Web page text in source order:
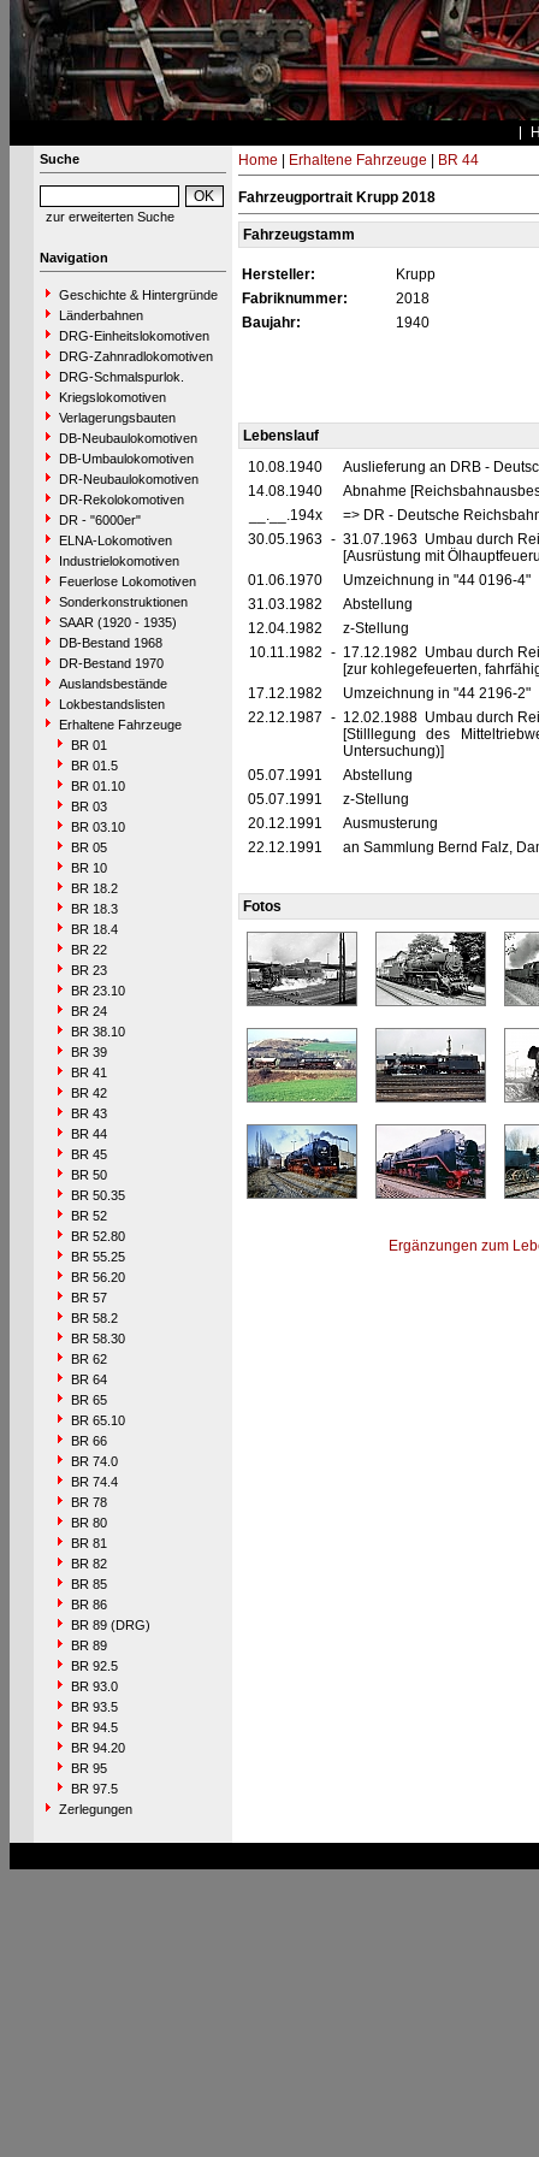
Suche
zur erweiterten Suche
Navigation
Geschichte & Hintergründe
Länderbahnen
DRG-Einheitslokomotiven
DRG-Zahnradlokomotiven
DRG-Schmalspurlok.
Kriegslokomotiven
Verlagerungsbauten
DB-Neubaulokomotiven
DB-Umbaulokomotiven
DR-Neubaulokomotiven
DR-Rekolokomotiven
DR - "6000er"
ELNA-Lokomotiven
Industrielokomotiven
Feuerlose Lokomotiven
Sonderkonstruktionen
SAAR (1920 - 1935)
DB-Bestand 1968
DR-Bestand 1970
Auslandsbestände
Lokbestandslisten
Erhaltene Fahrzeuge
BR 01
BR 01.5
BR 01.10
BR 03
BR 03.10
BR 05
BR 10
BR 18.2
BR 18.3
BR 18.4
BR 22
BR 23
BR 23.10
BR 24
BR 38.10
BR 39
BR 41
BR 42
BR 43
BR 44
BR 45
BR 50
BR 50.35
BR 52
BR 52.80
BR 55.25
BR 56.20
BR 57
BR 58.2
BR 58.30
BR 62
BR 64
BR 65
BR 65.10
BR 66
BR 74.0
BR 74.4
BR 78
BR 80
BR 81
BR 82
BR 85
BR 86
BR 89 (DRG)
BR 89
BR 92.5
BR 93.0
BR 93.5
BR 94.5
BR 94.20
BR 95
BR 97.5
Zerlegungen
Home Erhaltene Fahrzeuge BR 44
Fahrzeugportrait Krupp 2018
Fahrzeugstamm
Hersteller:
Krupp
Fabriknummer:
2018
Baujahr:
1940
Lebenslauf
10.08.1940
Auslieferung an DRB -
14.08.1940
Abnahme
__.__.194x
=> DR - Deutsche
30.05.1963 - 31.07.1963 Umbau durch
[Ausrüstung mit
01.06.1970
Umzeichnung in "44 0196-4"
31.03.1982
Abstellung
12.04.1982
z-Stellung
10.11.1982 - 17.12.1982 Umbau durch
[zur kohlegefeuerten,
17.12.1982
Umzeichnung in "44 2196-2"
22.12.1987 - 12.02.1988 Umbau durch
[Stilllegung des
Untersuchung)]
05.07.1991
Abstellung
05.07.1991
z-Stellung
20.12.1991
Ausmusterung
22.12.1991
an Sammlung Bernd Falz,
Fotos
Ergänzungen zum